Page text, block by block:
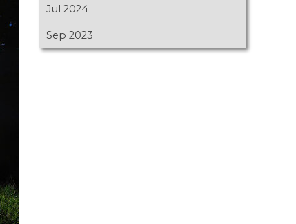
Jul 2024
Sep 2023